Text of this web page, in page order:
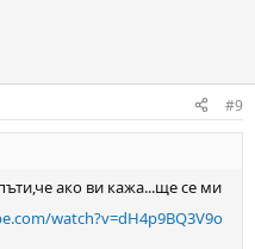
#9
ако ви кажа...ще се ми
watch?v=dH4p9BQ3V9o